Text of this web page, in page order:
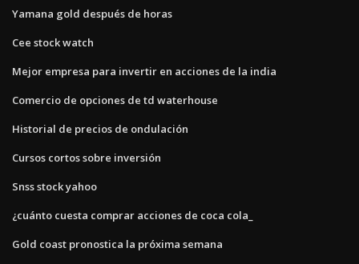
Yamana gold después de horas
Cee stock watch
Mejor empresa para invertir en acciones de la india
Comercio de opciones de td waterhouse
Historial de precios de ondulación
Cursos cortos sobre inversión
Snss stock yahoo
¿cuánto cuesta comprar acciones de coca cola_
Gold coast pronostica la próxima semana